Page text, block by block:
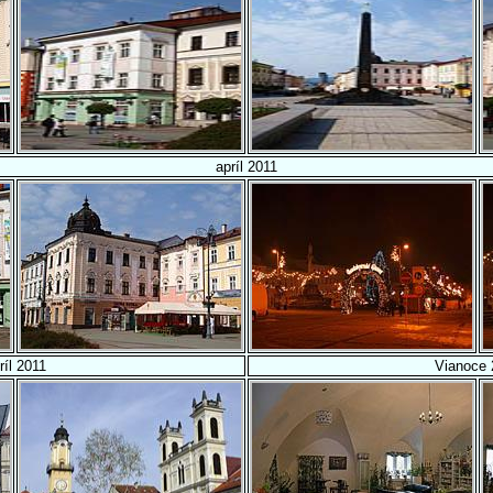
apríl 2011
2011 Vianoce